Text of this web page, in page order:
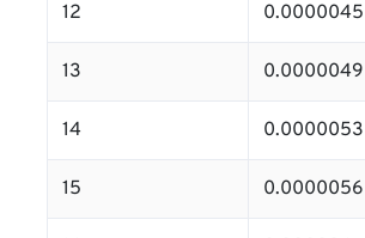
12 0.0000045
13 0.0000049
14 0.0000053
15 0.0000056